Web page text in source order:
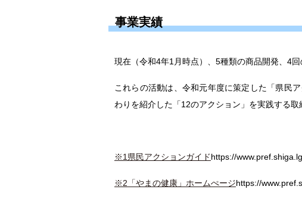
事業実績
現在（令和4年1月時点）、5種類の商品開発、4
これらの活動は、令和元年度に策定した「県民
わりを紹介した「12のアクション」を実践する取
※1県民アクションガイドhttps://
※2「やまの健康」ホームぺージhttps://